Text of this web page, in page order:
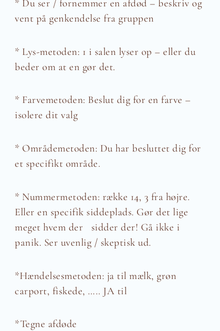
* Du ser / fornemmer en afdød – beskriv og
vent på genkendelse fra gruppen
* Lys-metoden: 1 i salen lyser op – eller du
beder om at en gør det.
* Farvemetoden: Beslut dig for en farve –
isolere dit valg
* Områdemetoden: Du har besluttet dig for
et specifikt område.
* Nummermetoden: række 14, 3 fra højre.
Eller en specifik siddeplads. Gør det lige
meget hvem der sidder der! Gå ikke i
panik. Ser uvenlig / skeptisk ud.
*Hændelsesmetoden: ja til mælk, grøn
carport, fiskede, ….. JA til
*Tegne afdøde